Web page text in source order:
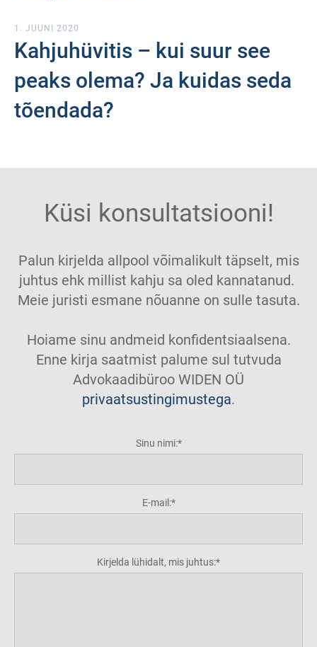
1. JUUNI 2020
Kahjuhüvitis – kui suur see
peaks olema? Ja kuidas seda
tõendada?
Küsi konsultatsiooni!
Palun kirjelda allpool võimalikult täpselt, mis
juhtus ehk millist kahju sa oled kannatanud.
Meie juristi esmane nõuanne on sulle tasuta.
Hoiame sinu andmeid konfidentsiaalsena.
Enne kirja saatmist palume sul tutvuda
Advokaadibüroo WIDEN OÜ
privaatsustingimustega.
Sinu nimi:
E-mail:
Kirjelda lühidalt, mis juhtus: